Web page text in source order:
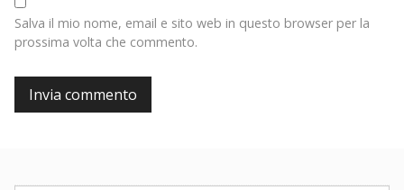
Salva il mio nome, email e sito web in questo browser per la
prossima volta che commento.